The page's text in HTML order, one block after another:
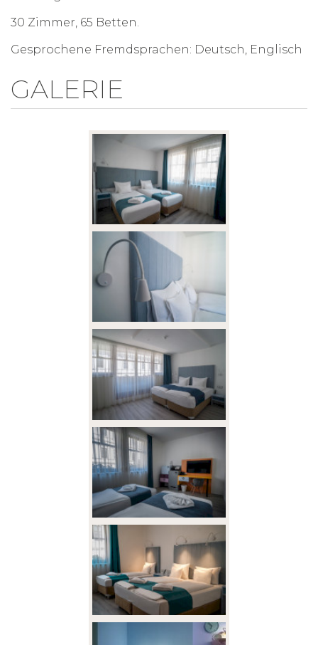
30 Zimmer, 65 Betten.
Gesprochene Fremdsprachen: Deutsch, Englisch
GALERIE